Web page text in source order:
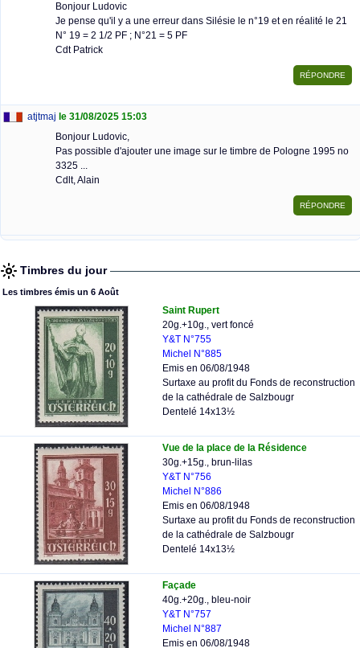
Bonjour Ludovic
Je pense qu'il y a une erreur dans Silésie le n°19 et en réalité le 21
N° 19 = 2 1/2 PF ; N°21 = 5 PF
Cdt Patrick
atjtmaj le 31/08/2025 15:03
Bonjour Ludovic,
Pas possible d'ajouter une image sur le timbre de Pologne 1995 no
3325 ...
Cdlt, Alain
Timbres du jour
Les timbres émis un 6 Août
Saint Rupert
20g.+10g., vert foncé
Y&T N°755
Michel N°885
Emis en 06/08/1948
Surtaxe au profit du Fonds de reconstruction
de la cathédrale de Salzbougr
Dentelé 14x13½
Vue de la place de la Résidence
30g.+15g., brun-lilas
Y&T N°756
Michel N°886
Emis en 06/08/1948
Surtaxe au profit du Fonds de reconstruction
de la cathédrale de Salzbougr
Dentelé 14x13½
Façade
40g.+20g., bleu-noir
Y&T N°757
Michel N°887
Emis en 06/08/1948